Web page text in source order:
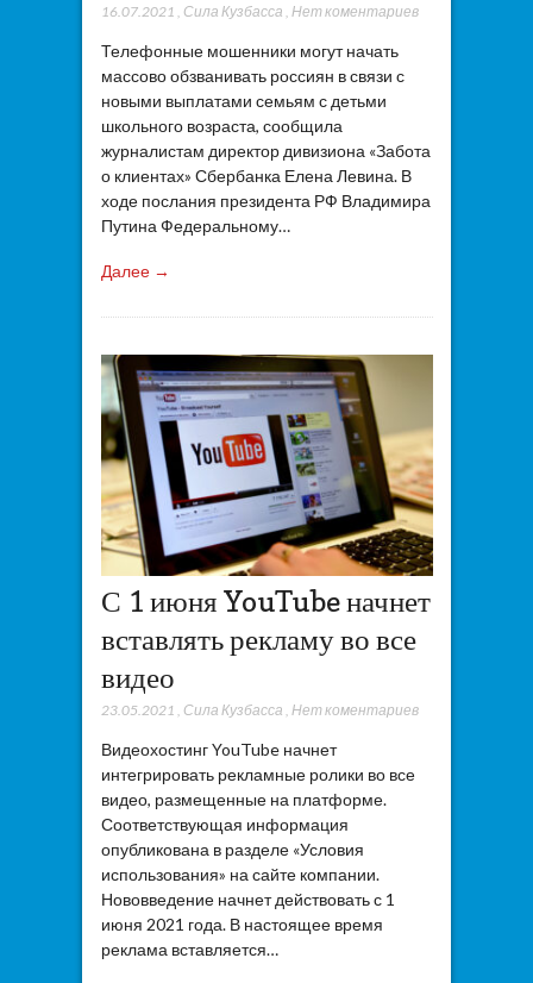
16.07.2021 , Сила Кузбасса , Нет коментариев
Телефонные мошенники могут начать
массово обзванивать россиян в связи с
новыми выплатами семьям с детьми
школьного возраста, сообщила
журналистам директор дивизиона «Забота
о клиентах» Сбербанка Елена Левина. В
ходе послания президента РФ Владимира
Путина Федеральному…
Далее →
С 1 июня YouTube начнет
вставлять рекламу во все
видео
23.05.2021 Сила Кузбасса Нет коментариев
Видеохостинг YouTube начнет
интегрировать рекламные ролики во все
видео, размещенные на платформе.
Соответствующая информация
опубликована в разделе «Условия
использования» на сайте компании.
Нововведение начнет действовать с 1
июня 2021 года. В настоящее время
реклама вставляется…